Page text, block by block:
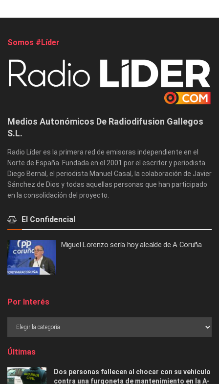
Somos #Líder
Medios Autonómicos De Radiodifusion Gallegos
S.L.
Radio Líder es la primera red de emisoras independiente en el
Norte de España. Fundada en el 2001 por el escritor y periodista
Diego Bernal, el periodista Manuel Casal, la colaboración de Javier
Sánchez de Dios y todas aquellas personas que han participado
en la consolidación del proyecto.
El Confidencial
Miguel Lorenzo sería hoy alcalde de A Coruña
Por Interés
Últimas
Dos personas fallecen al chocar con su vehículo
contra una furgoneta de mantenimiento en la A-